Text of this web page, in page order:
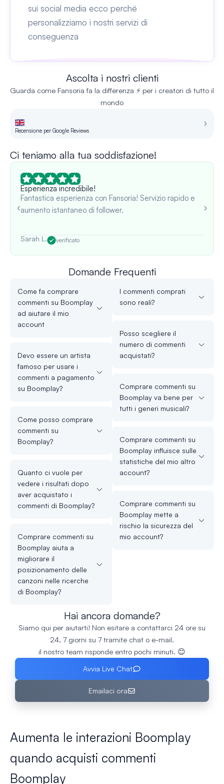
sui social media ecco perché
personalizziamo i nostri servizi di
conseguenza
Ascolta i nostri clienti
Guarda come Fansoria fa la differenza ⚡ per i creatori di tutto il
mondo
Recensione per Google Reviews
Ci teniamo alla tua soddisfazione!
Esperienza incredibile!
Fantastica esperienza con Fansoria! Servizio rapido e
aumento istantaneo di follower.
Sarah L. verificato
Domande Frequenti
Come fa comprare
commenti su Boomplay
ad aiutare il mio
account
Devo essere un artista
famoso per usare i
commenti a pagamento
su Boomplay?
Come posso comprare
commenti su
Boomplay?
Quanto ci vuole per
vedere i risultati dopo
aver acquistato i
commenti di Boomplay?
Comprare commenti su
Boomplay aiuta a
migliorare il
posizionamento delle
canzoni nelle ricerche
di Boomplay?
I commenti comprati
sono reali?
Posso scegliere il
numero di commenti
acquistati?
Comprare commenti su
Boomplay va bene per
tutti i generi musicali?
Comprare commenti su
Boomplay influisce sulle
statistiche del mio altro
account?
Comprare commenti su
Boomplay mette a
rischio la sicurezza del
mio account?
Hai ancora domande?
Siamo qui per aiutarti! Non esitare a contattarci 24 ore su
24, 7 giorni su 7 tramite chat o e-mail.
il nostro team risponde entro pochi minuti. 😊
Avvia Live Chat
Emailaci ora
Aumenta le interazioni Boomplay
quando acquisti commenti
Boomplay